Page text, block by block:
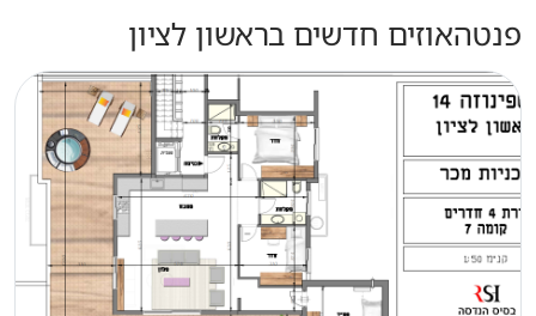
פנטהאוזים חדשים בראשון לציון